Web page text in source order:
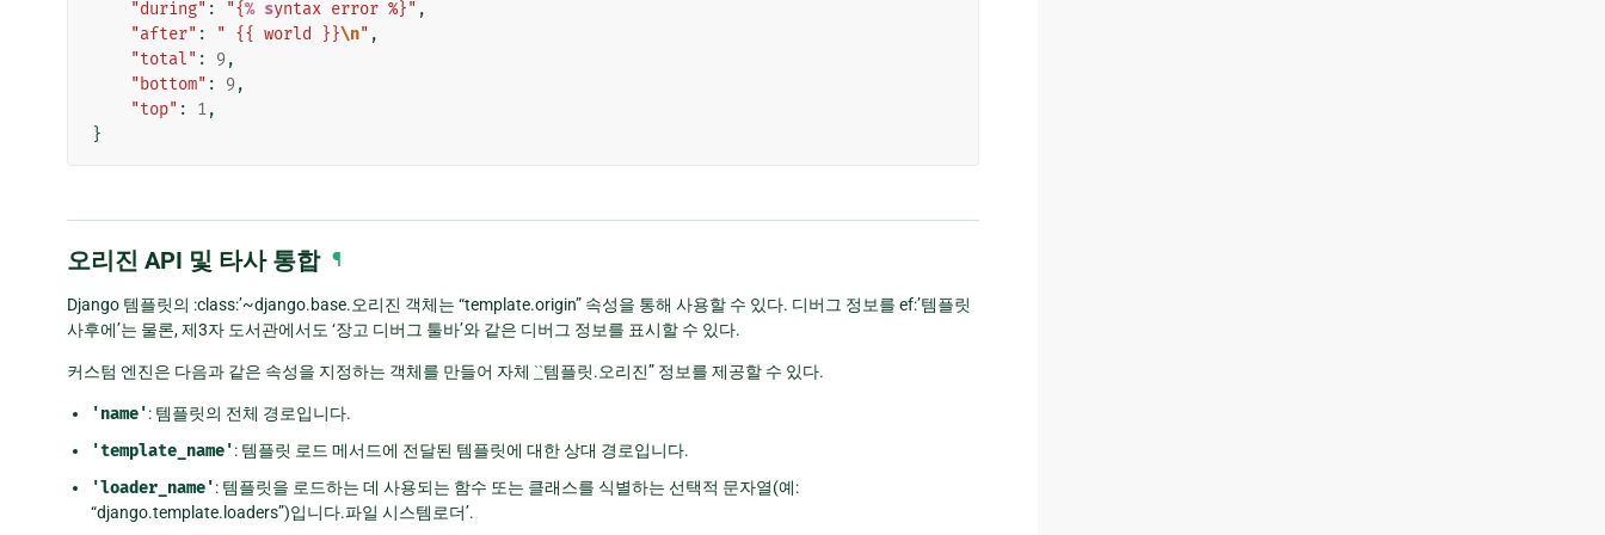
"during" : "{% syntax error %}" ,
"after" : " {{ world }}\n" ,
"total" : 9,
"bottom" : 9,
"top" : 1,
}
오리진 API 및 타사 통합 ¶
Django 템플릿의 :class:’~django.base.오리진 객체는 “template.origin” 속성을 통해 사용할 수 있다. 디버그 정보를 ef:’템플릿
사후에’는 물론, 제3자 도서관에서도 ‘장고 디버그 툴바’와 같은 디버그 정보를 표시할 수 있다.
커스텀 엔진은 다음과 같은 속성을 지정하는 객체를 만들어 자체 ``템플릿.오리진” 정보를 제공할 수 있다.
'name': 템플릿의 전체 경로입니다.
'template_name': 템플릿 로드 메서드에 전달된 템플릿에 대한 상대 경로입니다.
'loader_name': 템플릿을 로드하는 데 사용되는 함수 또는 클래스를 식별하는 선택적 문자열(예:
“django.template.loaders”)입니다.파일 시스템로더’.